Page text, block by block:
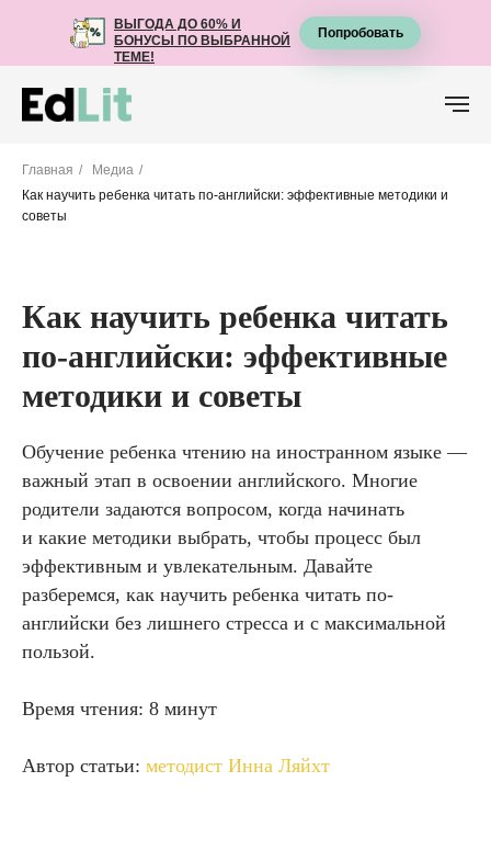
ВЫГОДА ДО 60% И
БОНУСЫ ПО ВЫБРАННОЙ
ТЕМЕ!
Попробовать
ВЫГОДА ДО 60% И
БОНУСЫ ПО ВЫБРАННОЙ
ТЕМЕ!
Попробовать
Главная / Медиа /
Как научить ребенка читать по-английски: эффективные методики и
советы
Как научить ребенка читать
по-английски: эффективные
методики и советы
Обучение ребенка чтению на иностранном языке —
важный этап в освоении английского. Многие
родители задаются вопросом, когда начинать
и какие методики выбрать, чтобы процесс был
эффективным и увлекательным. Давайте
разберемся, как научить ребенка читать по-
английски без лишнего стресса и с максимальной
пользой.
Время чтения: 8 минут
Автор статьи: методист Инна Ляйхт